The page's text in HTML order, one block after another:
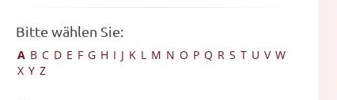
Bitte wählen Sie:
A B C D E F G H I J K L M N O P Q R S T U V W
X Y Z